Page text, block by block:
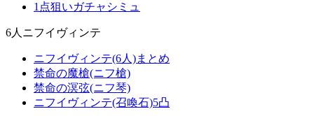
1点狙いガチャシミュ
6人ニフイヴィンテ
ニフイヴィンテ(6人)まとめ
禁命の魔槍(ニフ槍)
禁命の溟弦(ニフ琴)
ニフイヴィンテ(召喚石)5凸